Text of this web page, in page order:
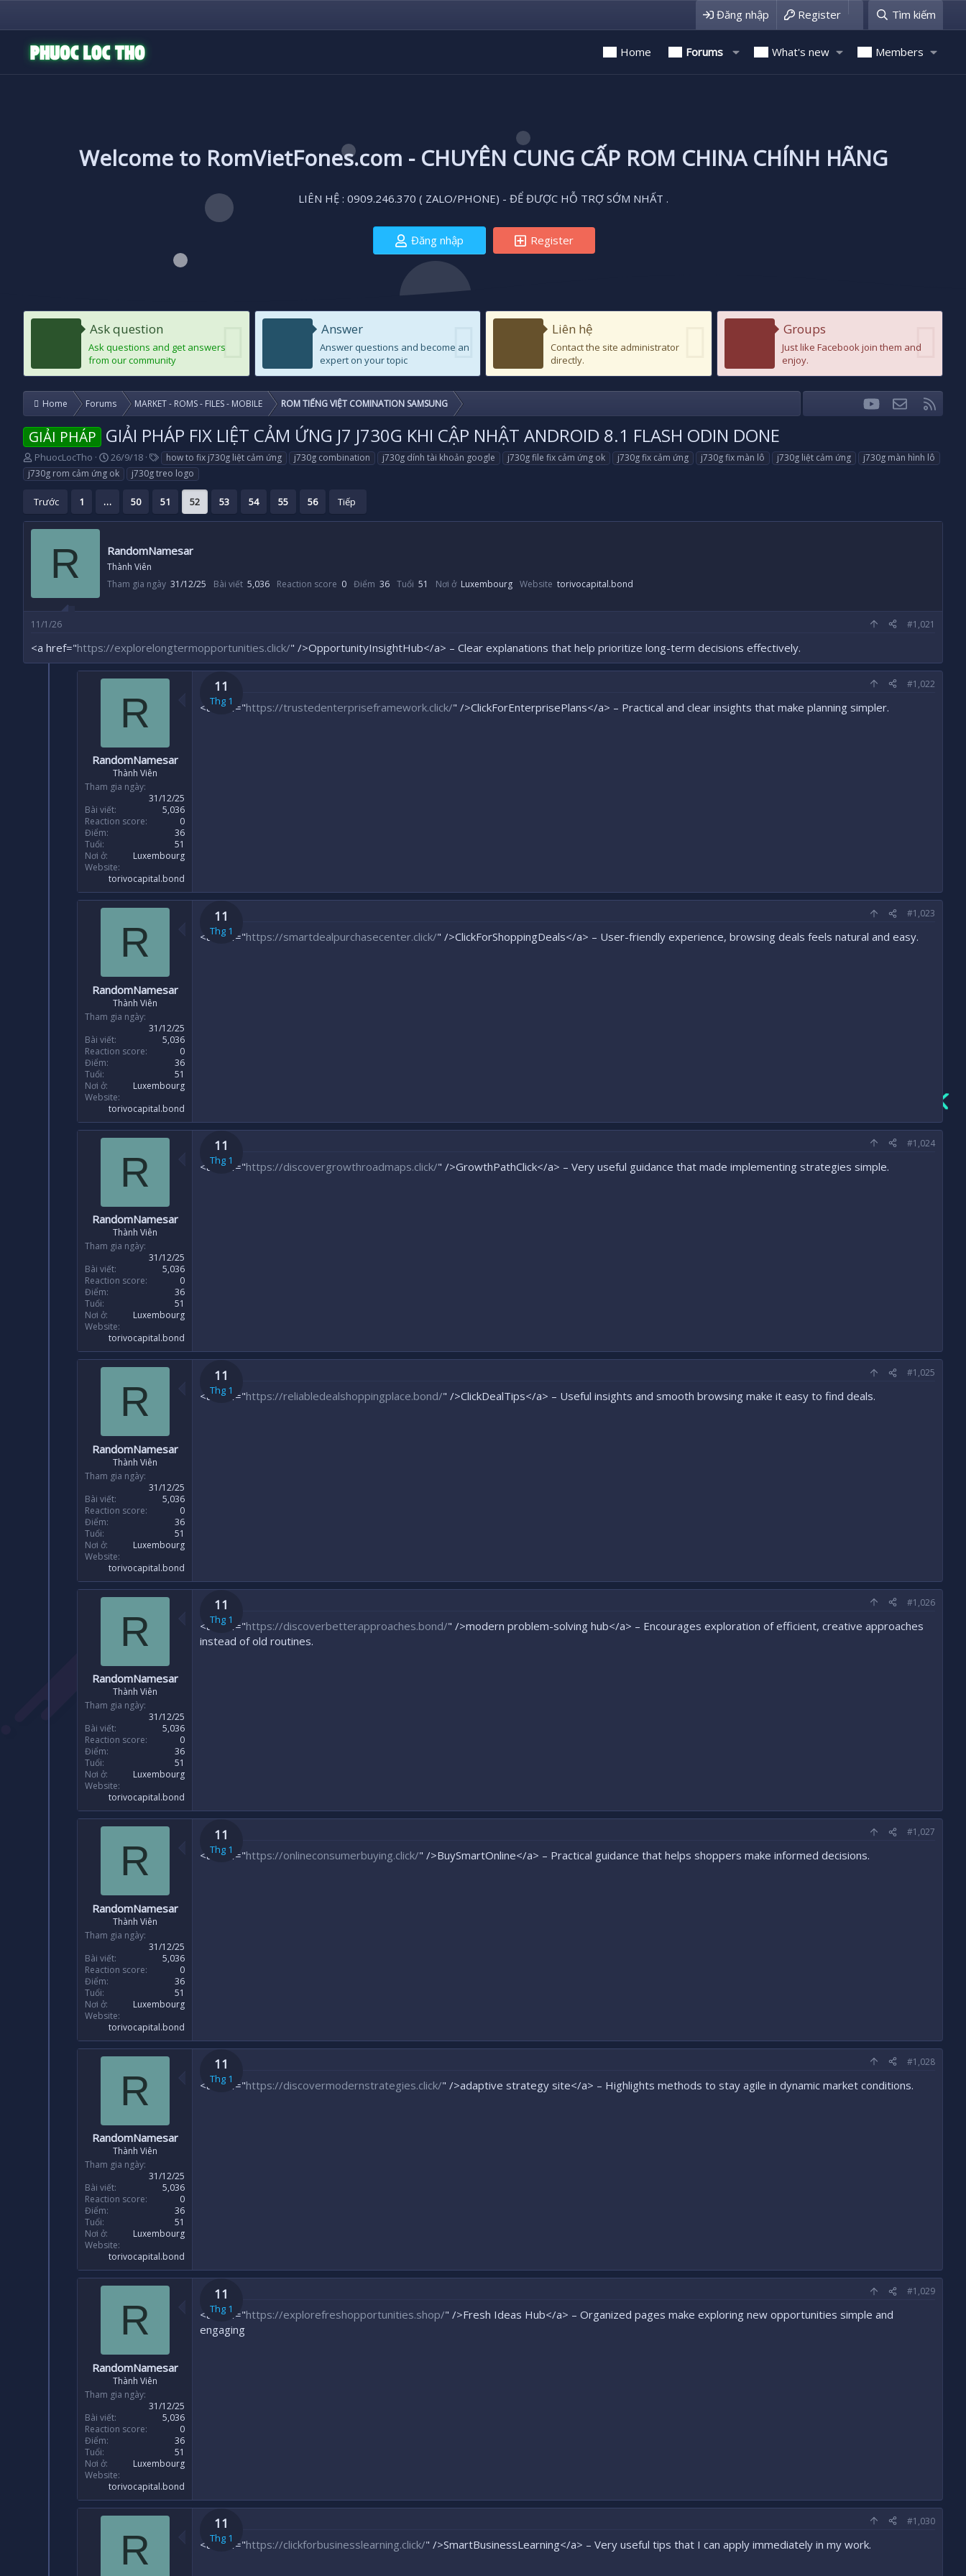
Đăng nhập Register Tìm kiếm
Home Forums What's new Members
Welcome to RomVietFones.com - CHUYÊN CUNG CẤP ROM CHINA CHÍNH HÃNG
LIÊN HỆ : 0909.246.370 ( ZALO/PHONE) - ĐỂ ĐƯỢC HỖ TRỢ SỚM NHẤT .
Đăng nhập Register
Ask question
Ask questions and get answers
from our community
Answer
Answer questions and become an
expert on your topic
Liên hệ
Contact the site administrator
directly.
Groups
Just like Facebook join them and
enjoy.
Home Forums MARKET - ROMS - FILES - MOBILE ROM TIẾNG VIỆT COMINATION SAMSUNG FacebookTwitteryoutubeLiên hệ
GIẢI PHÁP GIẢI PHÁP FIX LIỆT CẢM ỨNG J7 J730G KHI CẬP NHẬT ANDROID 8.1 FLASH ODIN DONE
T
h
r
a
d
e
r
PhuocLocTho
N
g
à
g
ử
26/9/18
T
a
g
s
how to fix j730g liệt cảm ứng j730g combination j730g dính tài khoản google j730g file fix cảm ứng ok j730g fix cảm ứng j730g fix màn lô j730g liệt cảm ứng
j730g màn hình lô
j730g rom cảm ứng ok
j730g treo logo
Trước 1 … 50 51 52 53 54 55 56 Tiếp
R RandomNamesar
Thành Viên
Tham gia ngày 31/12/25 Bài viết 5,036 Reaction score 0 Điểm 36 Tuổi 51 Nơi ở Luxembourg Website torivocapital.bond
11/1/26 #1,021
<a href="https://explorelongtermopportunities.click/" />OpportunityInsightHub</a> – Clear explanations that help prioritize long-term decisions effectively.
R
RandomNamesar
Thành Viên
Tham gia ngày
31/12/25
Bài viết
5,036
Reaction score
0
Điểm
36
Tuổi
51
Nơi ở
Luxembourg
Website
torivocapital.bond
11
Thg 1
#1,022
<a href="https://trustedenterpriseframework.click/" />ClickForEnterprisePlans</a> – Practical and clear insights that make planning simpler.
R
RandomNamesar
Thành Viên
Tham gia ngày
31/12/25
Bài viết
5,036
Reaction score
0
Điểm
36
Tuổi
51
Nơi ở
Luxembourg
Website
torivocapital.bond
11
Thg 1
#1,023
<a href="https://smartdealpurchasecenter.click/" />ClickForShoppingDeals</a> – User-friendly experience, browsing deals feels natural and easy.
R
RandomNamesar
Thành Viên
Tham gia ngày
31/12/25
Bài viết
5,036
Reaction score
0
Điểm
36
Tuổi
51
Nơi ở
Luxembourg
Website
torivocapital.bond
11
Thg 1
#1,024
<a href="https://discovergrowthroadmaps.click/" />GrowthPathClick</a> – Very useful guidance that made implementing strategies simple.
R
RandomNamesar
Thành Viên
Tham gia ngày
31/12/25
Bài viết
5,036
Reaction score
0
Điểm
36
Tuổi
51
Nơi ở
Luxembourg
Website
torivocapital.bond
11
Thg 1
#1,025
<a href="https://reliabledealshoppingplace.bond/" />ClickDealTips</a> – Useful insights and smooth browsing make it easy to find deals.
R
RandomNamesar
Thành Viên
Tham gia ngày
31/12/25
Bài viết
5,036
Reaction score
0
Điểm
36
Tuổi
51
Nơi ở
Luxembourg
Website
torivocapital.bond
11
Thg 1
#1,026
<a href="https://discoverbetterapproaches.bond/" />modern problem-solving hub</a> – Encourages exploration of efficient, creative approaches
instead of old routines.
R
RandomNamesar
Thành Viên
Tham gia ngày
31/12/25
Bài viết
5,036
Reaction score
0
Điểm
36
Tuổi
51
Nơi ở
Luxembourg
Website
torivocapital.bond
11
Thg 1
#1,027
<a href="https://onlineconsumerbuying.click/" />BuySmartOnline</a> – Practical guidance that helps shoppers make informed decisions.
R
RandomNamesar
Thành Viên
Tham gia ngày
31/12/25
Bài viết
5,036
Reaction score
0
Điểm
36
Tuổi
51
Nơi ở
Luxembourg
Website
torivocapital.bond
11
Thg 1
#1,028
<a href="https://discovermodernstrategies.click/" />adaptive strategy site</a> – Highlights methods to stay agile in dynamic market conditions.
R
RandomNamesar
Thành Viên
Tham gia ngày
31/12/25
Bài viết
5,036
Reaction score
0
Điểm
36
Tuổi
51
Nơi ở
Luxembourg
Website
torivocapital.bond
11
Thg 1
#1,029
<a href="https://explorefreshopportunities.shop/" />Fresh Ideas Hub</a> – Organized pages make exploring new opportunities simple and
engaging
R
11
Thg 1
#1,030
<a href="https://clickforbusinesslearning.click/" />SmartBusinessLearning</a> – Very useful tips that I can apply immediately in my work.